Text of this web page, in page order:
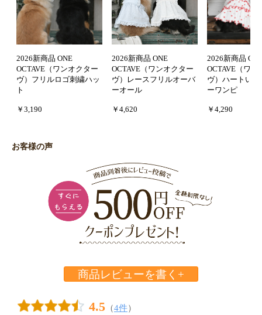
2026新商品 ONE
OCTAVE（ワンオクター
ヴ）フリルロゴ刺繍ハッ
ト
￥3,190
2026新商品 ONE
OCTAVE（ワンオクター
ヴ）レースフリルオーバ
ーオール
￥4,620
2026新商品
OCTAVE（ワン
ヴ）ハートい
ーワンピ
￥4,290
お客様の声
商品レビューを書く+
4.5 （4件）